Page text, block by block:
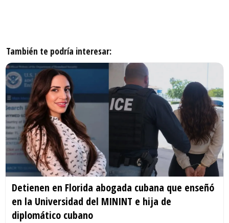
También te podría interesar:
Detienen en Florida abogada cubana que enseñó
en la Universidad del MININT e hija de
diplomático cubano